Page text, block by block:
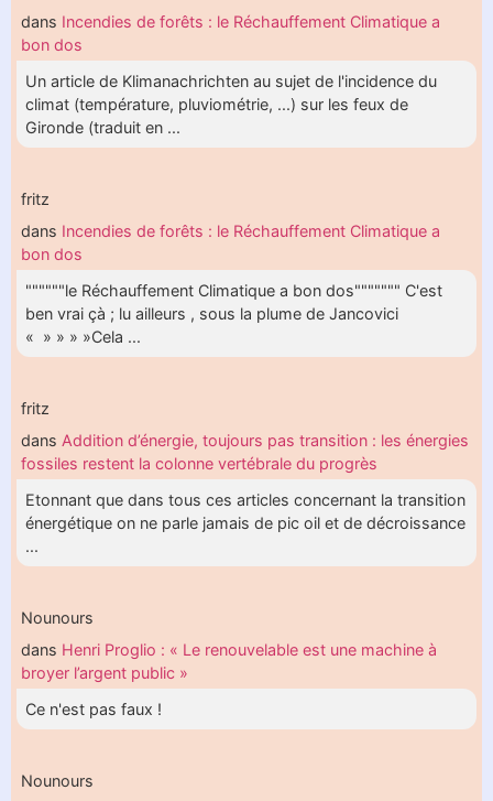
dans Incendies de forêts : le Réchauffement Climatique a
bon dos
Un article de Klimanachrichten au sujet de l'incidence du
climat (température, pluviométrie, ...) sur les feux de
Gironde (traduit en ...
fritz
dans Incendies de forêts : le Réchauffement Climatique a
bon dos
""""""le Réchauffement Climatique a bon dos""""""" C'est
ben vrai çà ; lu ailleurs , sous la plume de Jancovici
« » » » »Cela ...
fritz
dans Addition d’énergie, toujours pas transition : les énergies
fossiles restent la colonne vertébrale du progrès
Etonnant que dans tous ces articles concernant la transition
énergétique on ne parle jamais de pic oil et de décroissance
...
Nounours
dans Henri Proglio : « Le renouvelable est une machine à
broyer l’argent public »
Ce n'est pas faux !
Nounours